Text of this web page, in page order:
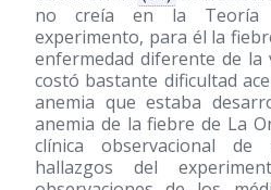
no creía en la Teoría
experimento, para él la
enfermedad diferente de
costó bastante dificultad
anemia que estaba
anemia de la fiebre de La
clínica observacional de
hallazgos del